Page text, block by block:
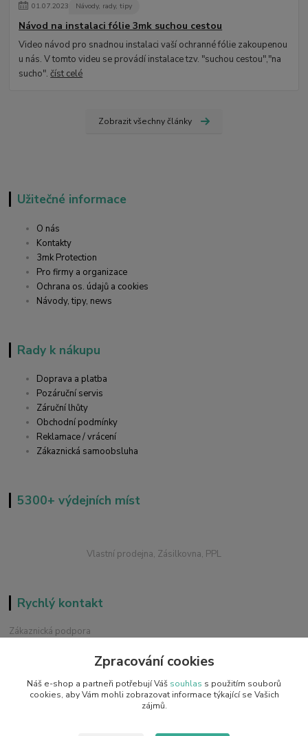
01.07.2023 Návody, rady, tipy
Návod na instalaci fólie 3mk suchou cestou
Video návod pro snadnou instalaci vaší ochranné fólie zakoupenou
u nás. V tomto videu se provádí instalace tzv. "suchou cestou","na
sucho".číst celé
Zobrazit všechny články
Užitečné informace
O nás
Kontakty
3mk Protection
Pro firmy a organizace
Ochrana os. údajů a cookies
Návody, tipy, news
Rady k nákupu
Doprava a platba
Pozáruční servis
Záruční lhůty
Obchodní podmínky
Reklamace / vrácení
Zákaznická samoobsluha
5300+ výdejních míst
Vlastní prodejna, Zásilkovna, PPL
Rychlý kontakt
Zákaznická podpora
Chat / Online podpora - 24/7
info@emobilky.cz
Zpracování cookies
Náš e-shop a partneři potřebují Váš souhlas s použitím souborů
cookies, aby Vám mohli zobrazovat informace týkající se Vašich
zájmů.